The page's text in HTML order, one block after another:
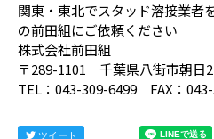
関東・東北でスタッド溶接業者
の前田組にご依頼ください
株式会社前田組
〒289-1101 千葉県八街市朝日
TEL：043-309-6499 FAX：
ツイート